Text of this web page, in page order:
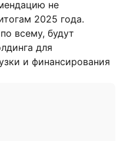
не
2025 года.
всему, будут
для
и финансирования